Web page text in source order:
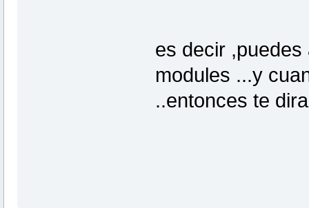
es decir
modules ...y
..entonces te